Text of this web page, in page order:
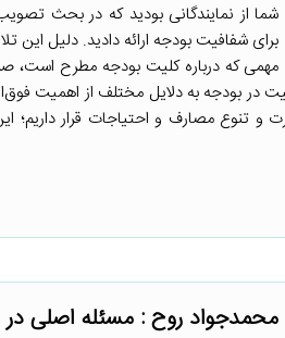
شما از نمایندگانی بودید که در بحث
برای شفافیت بودجه ارائه دادید. دلیل این
مهمی که درباره کلیت بودجه مطرح است،
در بودجه به دلایل مختلف از اهمیت
و تنوع مصارف و احتیاجات قرار داریم؛
محمدجواد روح : مسئله اصلی